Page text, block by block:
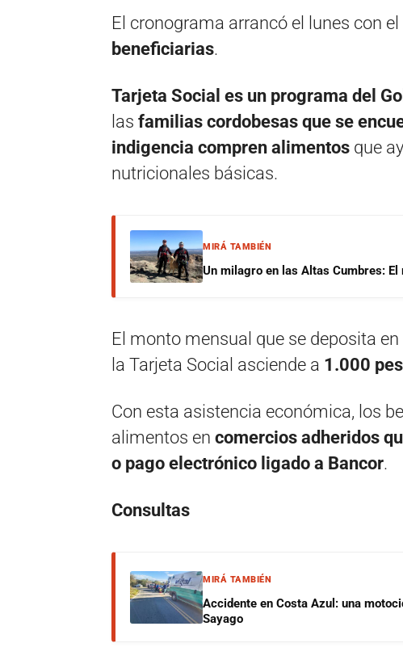
El cronograma arrancó el lunes con
beneficiarias.
Tarjeta Social es un programa del
las familias cordobesas que se
indigencia compren alimentos que
nutricionales básicas.
MIRÁ TAMBIÉN
Un milagro en las Altas Cumbres:
El monto mensual que se deposita
la Tarjeta Social asciende a 1.000
Con esta asistencia económica, los
alimentos en comercios adheridos
o pago electrónico ligado a Bancor.
Consultas
MIRÁ TAMBIÉN
Accidente en Costa Azul: una
Sayago